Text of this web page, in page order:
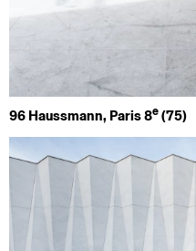
96 Haussmann, Paris 8e (75)